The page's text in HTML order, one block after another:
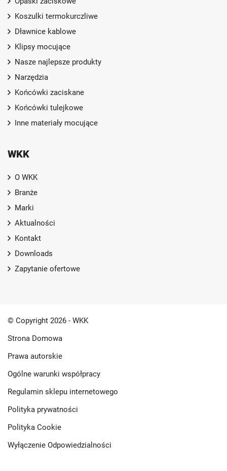
Koszulki termokurczliwe
Dławnice kablowe
Klipsy mocujące
Nasze najlepsze produkty
Narzędzia
Końcówki zaciskane
Końcówki tulejkowe
Inne materiały mocujące
WKK
O WKK
Branże
Marki
Aktualności
Kontakt
Downloads
Zapytanie ofertowe
© Copyright 2026 - WKK
Strona Domowa
Prawa autorskie
Ogólne warunki współpracy
Regulamin sklepu internetowego
Polityka prywatności
Polityka Cookie
Wyłączenie Odpowiedzialności